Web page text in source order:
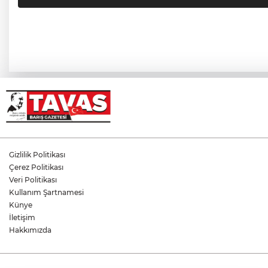
Gizlilik Politikası
Çerez Politikası
Veri Politikası
Kullanım Şartnamesi
Künye
İletişim
Hakkımızda